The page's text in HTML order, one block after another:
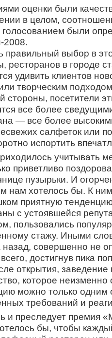
оценки были
в целом,
были
2008.
правильный выбор в
ресторанов в городе
удивить клиентов
творческим
стороны, посетители
все более
— все более
салфеток или
испортить
учитывать
приветливо
пузырьки. И
нам хотелось бы. К
приятную
с устоявшейся
пользовались
стажу. Иными
назад, совершенно не
достигнув пика
открытия,
которое
можно только
требований и
и преследует премия
бы, чтобы